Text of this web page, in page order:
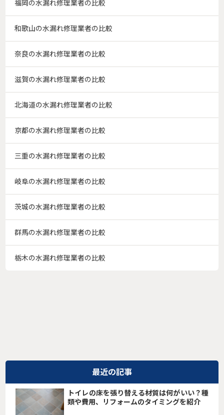
福岡の水漏れ修理業者の比較
和歌山の水漏れ修理業者の比較
奈良の水漏れ修理業者の比較
滋賀の水漏れ修理業者の比較
北海道の水漏れ修理業者の比較
京都の水漏れ修理業者の比較
三重の水漏れ修理業者の比較
岐阜の水漏れ修理業者の比較
茨城の水漏れ修理業者の比較
群馬の水漏れ修理業者の比較
栃木の水漏れ修理業者の比較
最近の記事
トイレの床を張り替える材質は何がいい？種
類や費用、リフォームのタイミングを紹介